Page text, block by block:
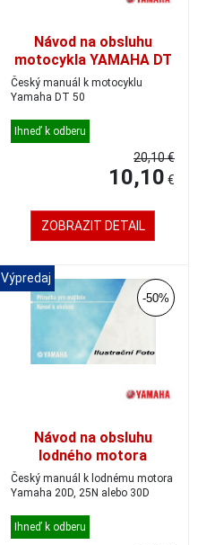
Návod na obsluhu
motocykla YAMAHA DT
50, český
Český manuál k motocyklu
Yamaha DT 50
Ihneď k odberu
20,10 €
10,10 €
ZOBRAZIT DETAIL
Výpredaj
-50%
Návod na obsluhu
lodného motora
YAMAHA 20D, 25N, 30D;
český
Český manuál k lodnému motora
Yamaha 20D, 25N alebo 30D
Ihneď k odberu